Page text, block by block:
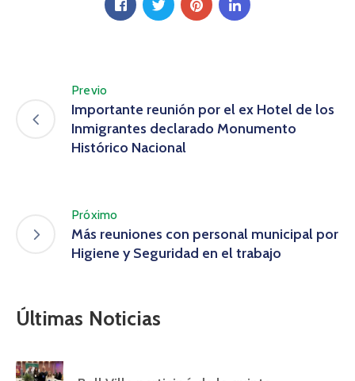
Previo
Importante reunión por el ex Hotel de los
Inmigrantes declarado Monumento
Histórico Nacional
Próximo
Más reuniones con personal municipal por
Higiene y Seguridad en el trabajo
Últimas Noticias